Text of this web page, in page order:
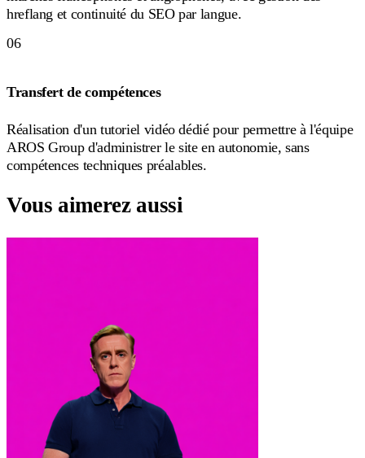
hreflang et continuité du SEO par langue.
06
Transfert de compétences
Réalisation d'un tutoriel vidéo dédié pour permettre à l'équipe
AROS Group d'administrer le site en autonomie, sans
compétences techniques préalables.
Vous aimerez aussi